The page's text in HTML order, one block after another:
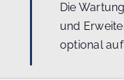
Die
und
optional